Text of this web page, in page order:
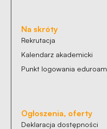
Na skróty
Rekrutacja
Kalendarz akademicki
Punkt logowania eduroam
Ogłoszenia, oferty
Deklaracja dostępności